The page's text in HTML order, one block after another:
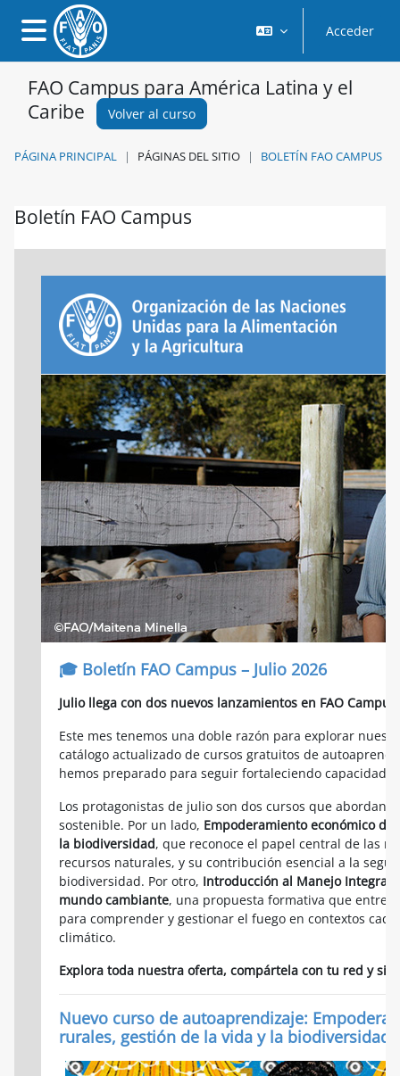
Salta al contenido principal
Panel lateral
Acceder
FAO Campus para América Latina y el
Caribe
Volver al curso
PÁGINA PRINCIPAL PÁGINAS DEL SITIO BOLETÍN FAO CAMPUS
Boletín FAO Campus
🎓 Boletín FAO Campus – Julio 2026
Julio llega con dos nuevos lanzamientos en FAO Campus
Este mes tenemos una doble razón para explorar
catálogo actualizado de cursos gratuitos de
hemos preparado para seguir fortaleciendo
Los protagonistas de julio son dos cursos que abordan
sostenible. Por un lado, Empoderamiento económico
la biodiversidad, que reconoce el papel central de las
recursos naturales, y su contribución esencial a la
biodiversidad. Por otro, Introducción al Manejo Integral
mundo cambiante, una propuesta formativa que
para comprender y gestionar el fuego en contextos
climático.
Explora toda nuestra oferta, compártela con tu red y
Nuevo curso de autoaprendizaje:
rurales, gestión de la vida y la biodiversidad